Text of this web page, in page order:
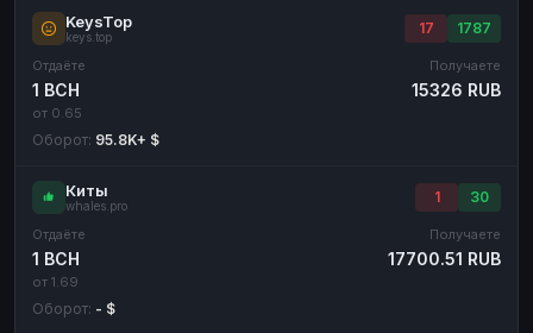
KeysTop
keys.top
17 1787
Отдаёте
1 BCH
от 0.65
Получаете
15326 RUB
Оборот: 95.8K+ $
Киты
whales.pro
1 30
Отдаёте
1 BCH
от 1.69
Получаете
17700.51 RUB
Оборот: - $